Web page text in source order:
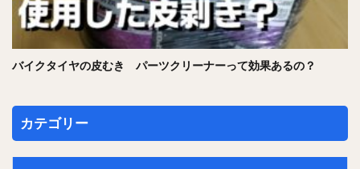
バイクタイヤの皮むき パーツクリーナーって効果あるの？
カテゴリー